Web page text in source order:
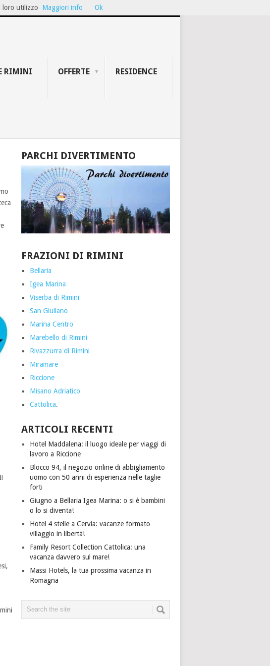
COLLECTION... TEATRO GALLI DI RIMINI: ...
RIMINI OFFERTE RESIDENCE
PARCHI DIVERTIMENTO
FRAZIONI DI RIMINI
Bellaria
Igea Marina
Viserba di Rimini
San Giuliano
Marina Centro
Marebello di Rimini
Rivazzurra di Rimini
Miramare
Riccione
Misano Adriatico
Cattolica.
ARTICOLI RECENTI
Hotel Maddalena: il luogo ideale per viaggi di
lavoro a Riccione
Blocco 94, il negozio online di abbigliamento
uomo con 50 anni di esperienza nelle taglie
forti
Giugno a Bellaria Igea Marina: o si è bambini
o lo si diventa!
Hotel 4 stelle a Cervia: vacanze formato
villaggio in libertà!
Family Resort Collection Cattolica: una
vacanza davvero sul mare!
Massi Hotels, la tua prossima vacanza in
Romagna
loro utilizzo Maggiori info Ok